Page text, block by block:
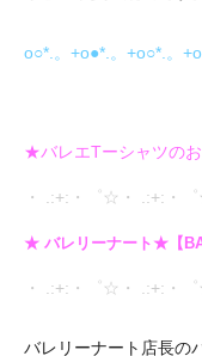
o○*.。+o●*.。+o○*.。
★バレエTーシャツの
・ .:+:・゜☆・ .:+:・
★ バレリーナート★【
・ .:+:・゜☆・ .:+:・
バレリーナート店長の